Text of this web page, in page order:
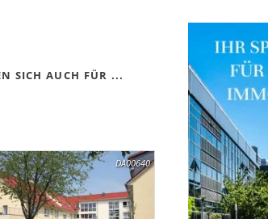
SICH AUCH FÜR ...
DA00640